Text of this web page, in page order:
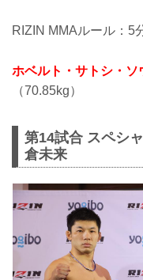
RIZIN MMAルール：5
ホベルト・サトシ・ソ
（70.85kg）
第14試合 スペシ
倉未来